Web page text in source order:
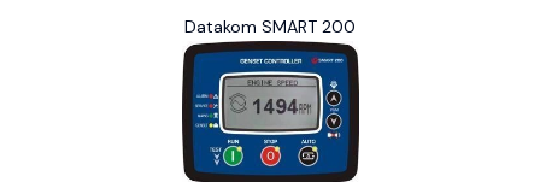
Datakom SMART 200